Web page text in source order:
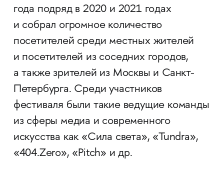
года подряд в 2020 и 2021 годах
и собрал огромное количество
посетителей среди местных жителей
и посетителей из соседних городов,
а также зрителей из Москвы и Санкт-
Петербурга. Среди участников
фестиваля были такие ведущие команды
из сферы медиа и современного
искусства как «Сила света», «Tundra»,
«404.Zero», «Pitch» и др.